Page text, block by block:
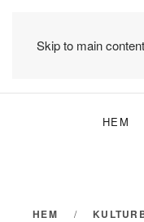
Skip to main content
HEM
HEM